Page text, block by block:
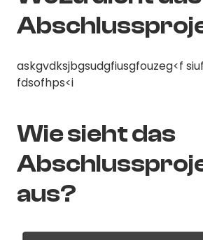
askgvdksjbgsudgfiusgfouzeg<f
fdsofhps<i
Wie sieht das
aus?